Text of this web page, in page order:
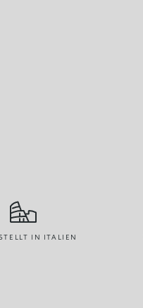
IN ITALIEN